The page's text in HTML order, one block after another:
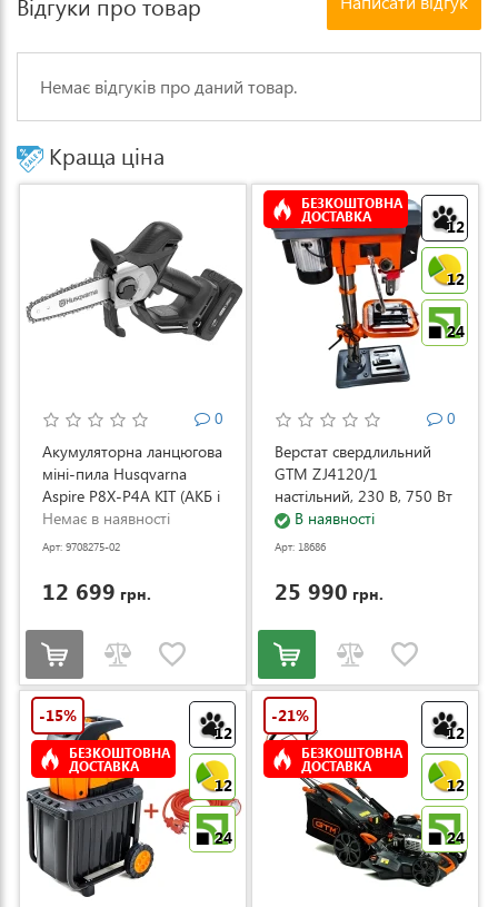
Відгуки про товар
Немає відгуків про даний товар.
Краща ціна
0
Акумуляторна ланцюгова
міні-пила Husqvarna
Aspire P8X-P4A KIT (АКБ і
ЗП) (9708275-02)
Немає в наявності
Арт: 9708275-02
12 699 грн.
12
12
24
БЕЗКОШТОВНА
ДОСТАВКА
0
Верстат свердлильний
GTM ZJ4120/1
настільний, 230 В, 750 Вт
(ZJ4120/1)
В наявності
Арт: 18686
25 990 грн.
12
12
24
-15%
БЕЗКОШТОВНА
ДОСТАВКА
12
12
24
-21%
БЕЗКОШТОВНА
ДОСТАВКА